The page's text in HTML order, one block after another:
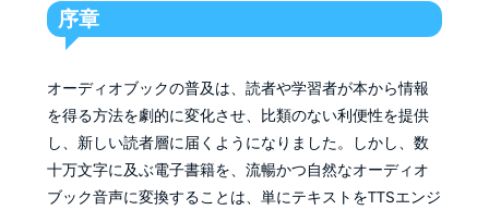
序章
オーディオブックの普及は、読者や学習者が本から情報
を得る方法を劇的に変化させ、比類のない利便性を提供
し、新しい読者層に届くようになりました。しかし、数
十万文字に及ぶ電子書籍を、流暢かつ自然なオーディオ
ブック音声に変換することは、単にテキストをTTSエンジ